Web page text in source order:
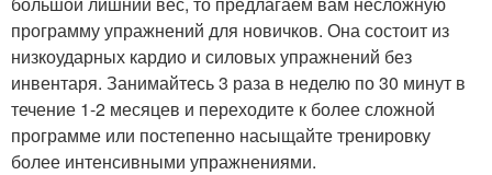
программу упражнений для новичков. Она состоит из
низкоударных кардио и силовых упражнений без
инвентаря. Занимайтесь 3 раза в неделю по 30 минут в
течение 1-2 месяцев и переходите к более сложной
программе или постепенно насыщайте тренировку
более интенсивными упражнениями.